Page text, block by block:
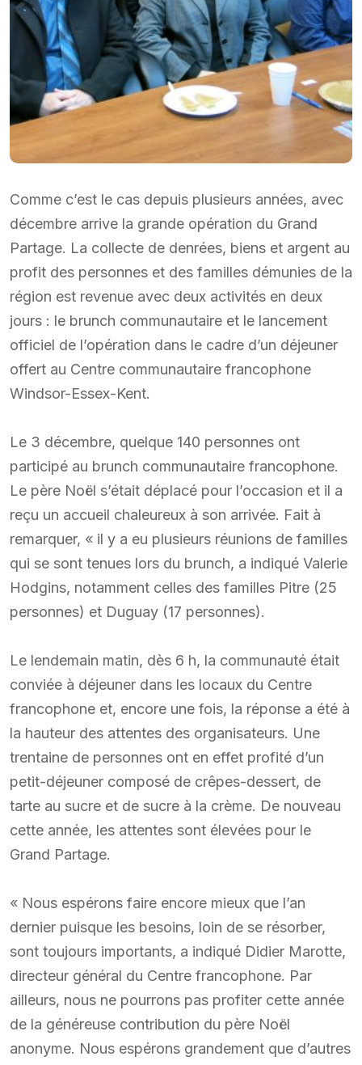
Comme c’est le cas depuis plusieurs années, avec
décembre arrive la grande opération du Grand
Partage. La collecte de denrées, biens et argent au
profit des personnes et des familles démunies de la
région est revenue avec deux activités en deux
jours : le brunch communautaire et le lancement
officiel de l’opération dans le cadre d’un déjeuner
offert au Centre communautaire francophone
Windsor-Essex-Kent.
Le 3 décembre, quelque 140 personnes ont
participé au brunch communautaire francophone.
Le père Noël s’était déplacé pour l’occasion et il a
reçu un accueil chaleureux à son arrivée. Fait à
remarquer, « il y a eu plusieurs réunions de familles
qui se sont tenues lors du brunch, a indiqué Valerie
Hodgins, notamment celles des familles Pitre (25
personnes) et Duguay (17 personnes).
Le lendemain matin, dès 6 h, la communauté était
conviée à déjeuner dans les locaux du Centre
francophone et, encore une fois, la réponse a été à
la hauteur des attentes des organisateurs. Une
trentaine de personnes ont en effet profité d’un
petit-déjeuner composé de crêpes-dessert, de
tarte au sucre et de sucre à la crème. De nouveau
cette année, les attentes sont élevées pour le
Grand Partage.
« Nous espérons faire encore mieux que l’an
dernier puisque les besoins, loin de se résorber,
sont toujours importants, a indiqué Didier Marotte,
directeur général du Centre francophone. Par
ailleurs, nous ne pourrons pas profiter cette année
de la généreuse contribution du père Noël
anonyme. Nous espérons grandement que d’autres